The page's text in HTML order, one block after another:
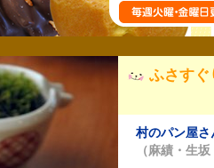
ふさすぐ
村のパン屋
（麻績・生